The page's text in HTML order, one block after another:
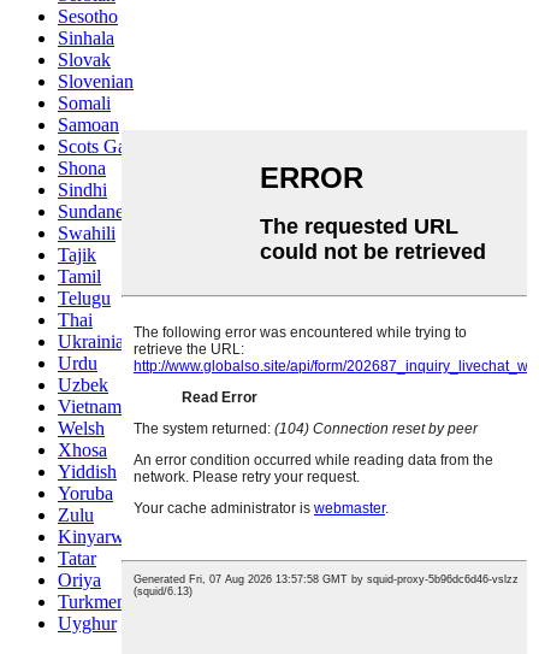
Sesotho
Sinhala
Slovak
Slovenian
Somali
Samoan
Scots Gaelic
Shona
Sindhi
Sundanese
Swahili
Tajik
Tamil
Telugu
Thai
Ukrainian
Urdu
Uzbek
Vietnamese
Welsh
Xhosa
Yiddish
Yoruba
Zulu
Kinyarwanda
Tatar
Oriya
Turkmen
Uyghur